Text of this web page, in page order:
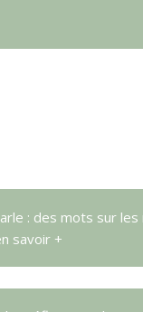
: des mots sur les
savoir +